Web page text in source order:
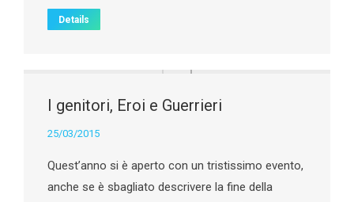
Details
I genitori, Eroi e Guerrieri
25/03/2015
Quest’anno si è aperto con un tristissimo evento,
anche se è sbagliato descrivere la fine della